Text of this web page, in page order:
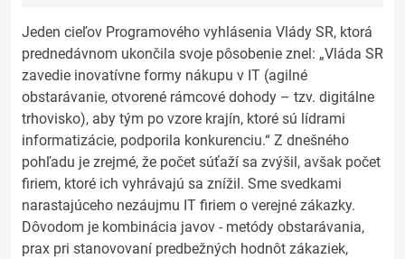
Jeden cieľov Programového vyhlásenia Vlády SR, ktorá
prednedávnom ukončila svoje pôsobenie znel: „Vláda SR
zavedie inovatívne formy nákupu v IT (agilné
obstarávanie, otvorené rámcové dohody – tzv. digitálne
trhovisko), aby tým po vzore krajín, ktoré sú lídrami
informatizácie, podporila konkurenciu.“ Z dnešného
pohľadu je zrejmé, že počet súťaží sa zvýšil, avšak počet
firiem, ktoré ich vyhrávajú sa znížil. Sme svedkami
narastajúceho nezáujmu IT firiem o verejné zákazky.
Dôvodom je kombinácia javov - metódy obstarávania,
prax pri stanovovaní predbežných hodnôt zákaziek,